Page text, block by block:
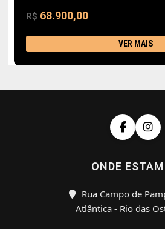
R$ 68.900,00
VER MAIS
ONDE
Rua Campo de
Atlântica - Rio das